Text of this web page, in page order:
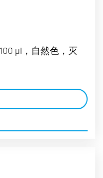
µl，自然色，灭